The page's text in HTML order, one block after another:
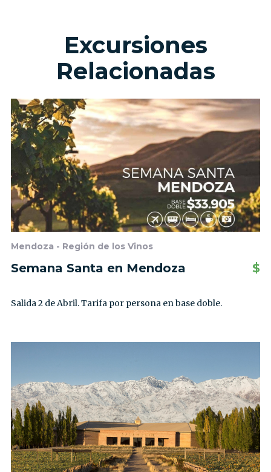
Excursiones
Relacionadas
Mendoza - Región de los Vinos
Semana Santa en Mendoza $
Salida 2 de Abril. Tarifa por persona en base doble.